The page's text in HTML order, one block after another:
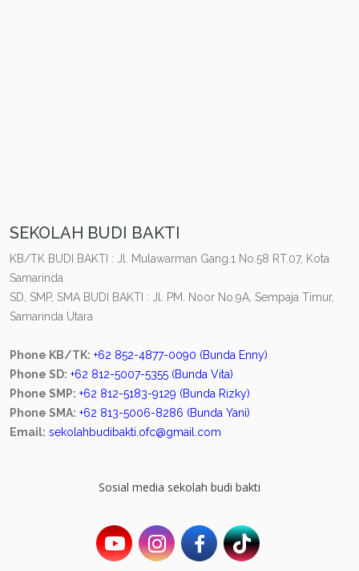
SEKOLAH BUDI BAKTI
KB/TK BUDI BAKTI : Jl. Mulawarman Gang.1 No.58 RT.07, Kota
Samarinda
SD, SMP, SMA BUDI BAKTI : Jl. PM. Noor No.9A, Sempaja Timur,
Samarinda Utara
Phone KB/TK: +62 852-4877-0090 (Bunda Enny)
Phone SD: +62 812-5007-5355 (Bunda Vita)
Phone SMP: +62 812-5183-9129 (Bunda Rizky)
Phone SMA: +62 813-5006-8286 (Bunda Yani)
Email: sekolahbudibakti.ofc@gmail.com
Sosial media sekolah budi bakti